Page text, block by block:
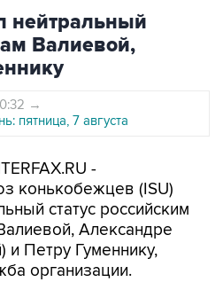
нейтральный
Валиевой,
→
пятница, 7 августа
-
конькобежцев (ISU)
статус российским
Александре
и Петру Гуменнику,
организации.